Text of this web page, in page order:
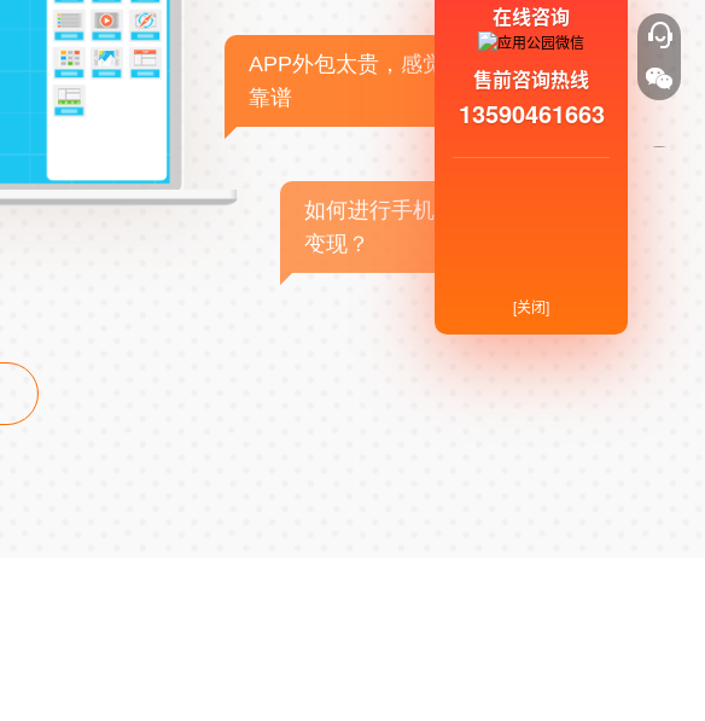
APP外包太贵，感觉不
靠谱
如何进行手机APP商业
变现？
在线咨询
售前咨询热线
13590461663
[关闭]